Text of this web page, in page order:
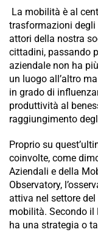
La mobilità è al
trasformazioni
attori della nostra
cittadini, passando
aziendale non ha
un luogo all’altro
in grado di
produttività al
raggiungimento
Proprio su
coinvolte, come
Aziendali e della
Observatory,
attiva nel settore
mobilità. Secondo il
ha una strategia o